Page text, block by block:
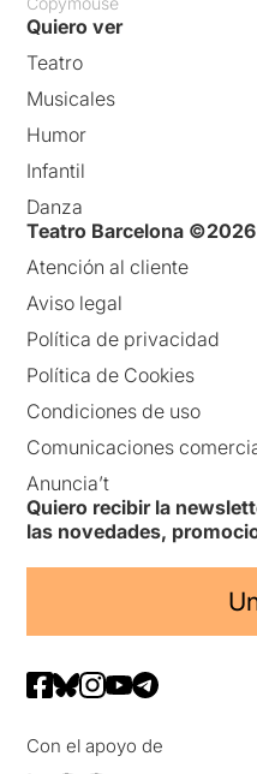
Quiero ver
Teatro
Musicales
Humor
Infantil
Danza
Teatro Barcelona ©2026
Atención al cliente
Aviso legal
Política de privacidad
Política de Cookies
Condiciones de uso
Comunicaciones
Anuncia’t
Quiero recibir la
las novedades,
Con el apoyo de